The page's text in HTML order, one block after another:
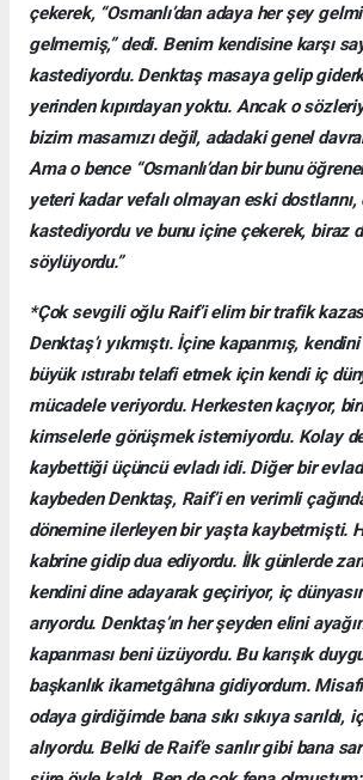
çekerek, “Osmanlı’dan adaya her şey
gelmemiş,” dedi. Benim kendisine karşı
kastediyordu. Denktaş masaya gelip
yerinden kıpırdayan yoktu. Ancak o
bizim masamızı değil, adadaki genel
Ama o bence “Osmanlı’dan bir bunu
yeteri kadar vefalı olmayan eski
kastediyordu ve bunu içine çekerek, biraz
söylüyordu.”
*Çok sevgili oğlu Raif’i elim bir trafik
Denktaş’ı yıkmıştı. İçine kapanmış,
büyük ıstırabı telafi etmek için kendi iç
mücadele veriyordu. Herkesten kaçıyor,
kimselerle görüşmek istemiyordu. Kolay
kaybettiği üçüncü evladı idi. Diğer bir
kaybeden Denktaş, Raif’i en verimli
dönemine ilerleyen bir yaşta kaybetmişti.
kabrine gidip dua ediyordu. İlk günlerde
kendini dine adayarak geçiriyor, iç
arıyordu. Denktaş’ın her şeyden elini
kapanması beni üzüyordu. Bu karışık
başkanlık ikametgâhına gidiyordum.
odaya girdiğimde bana sıkı sıkıya sarıldı,
alıyordu. Belki de Raif’e sarılır gibi bana